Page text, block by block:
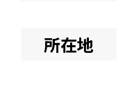
所在地